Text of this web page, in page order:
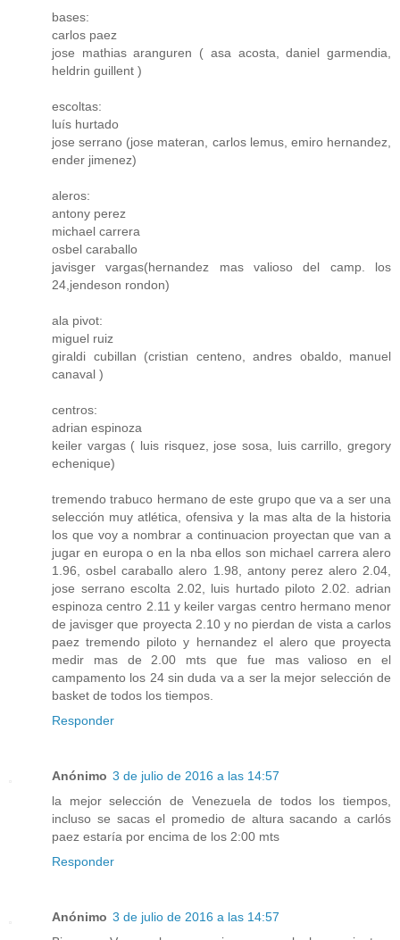
bases:
carlos paez
jose mathias aranguren ( asa acosta, daniel garmendia,
heldrin guillent )
escoltas:
luís hurtado
jose serrano (jose materan, carlos lemus, emiro hernandez,
ender jimenez)
aleros:
antony perez
michael carrera
osbel caraballo
javisger vargas(hernandez mas valioso del camp. los
24,jendeson rondon)
ala pivot:
miguel ruiz
giraldi cubillan (cristian centeno, andres obaldo, manuel
canaval )
centros:
adrian espinoza
keiler vargas ( luis risquez, jose sosa, luis carrillo, gregory
echenique)
tremendo trabuco hermano de este grupo que va a ser una
selección muy atlética, ofensiva y la mas alta de la historia
los que voy a nombrar a continuacion proyectan que van a
jugar en europa o en la nba ellos son michael carrera alero
1.96, osbel caraballo alero 1.98, antony perez alero 2.04,
jose serrano escolta 2.02, luis hurtado piloto 2.02. adrian
espinoza centro 2.11 y keiler vargas centro hermano menor
de javisger que proyecta 2.10 y no pierdan de vista a carlos
paez tremendo piloto y hernandez el alero que proyecta
medir mas de 2.00 mts que fue mas valioso en el
campamento los 24 sin duda va a ser la mejor selección de
basket de todos los tiempos.
Responder
Anónimo 3 de julio de 2016 a las 14:57
la mejor selección de Venezuela de todos los tiempos,
incluso se sacas el promedio de altura sacando a carlós
paez estaría por encima de los 2:00 mts
Responder
Anónimo 3 de julio de 2016 a las 14:57